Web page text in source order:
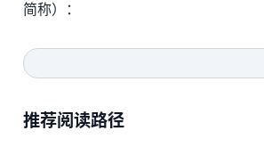
简称）：
推荐阅读路径